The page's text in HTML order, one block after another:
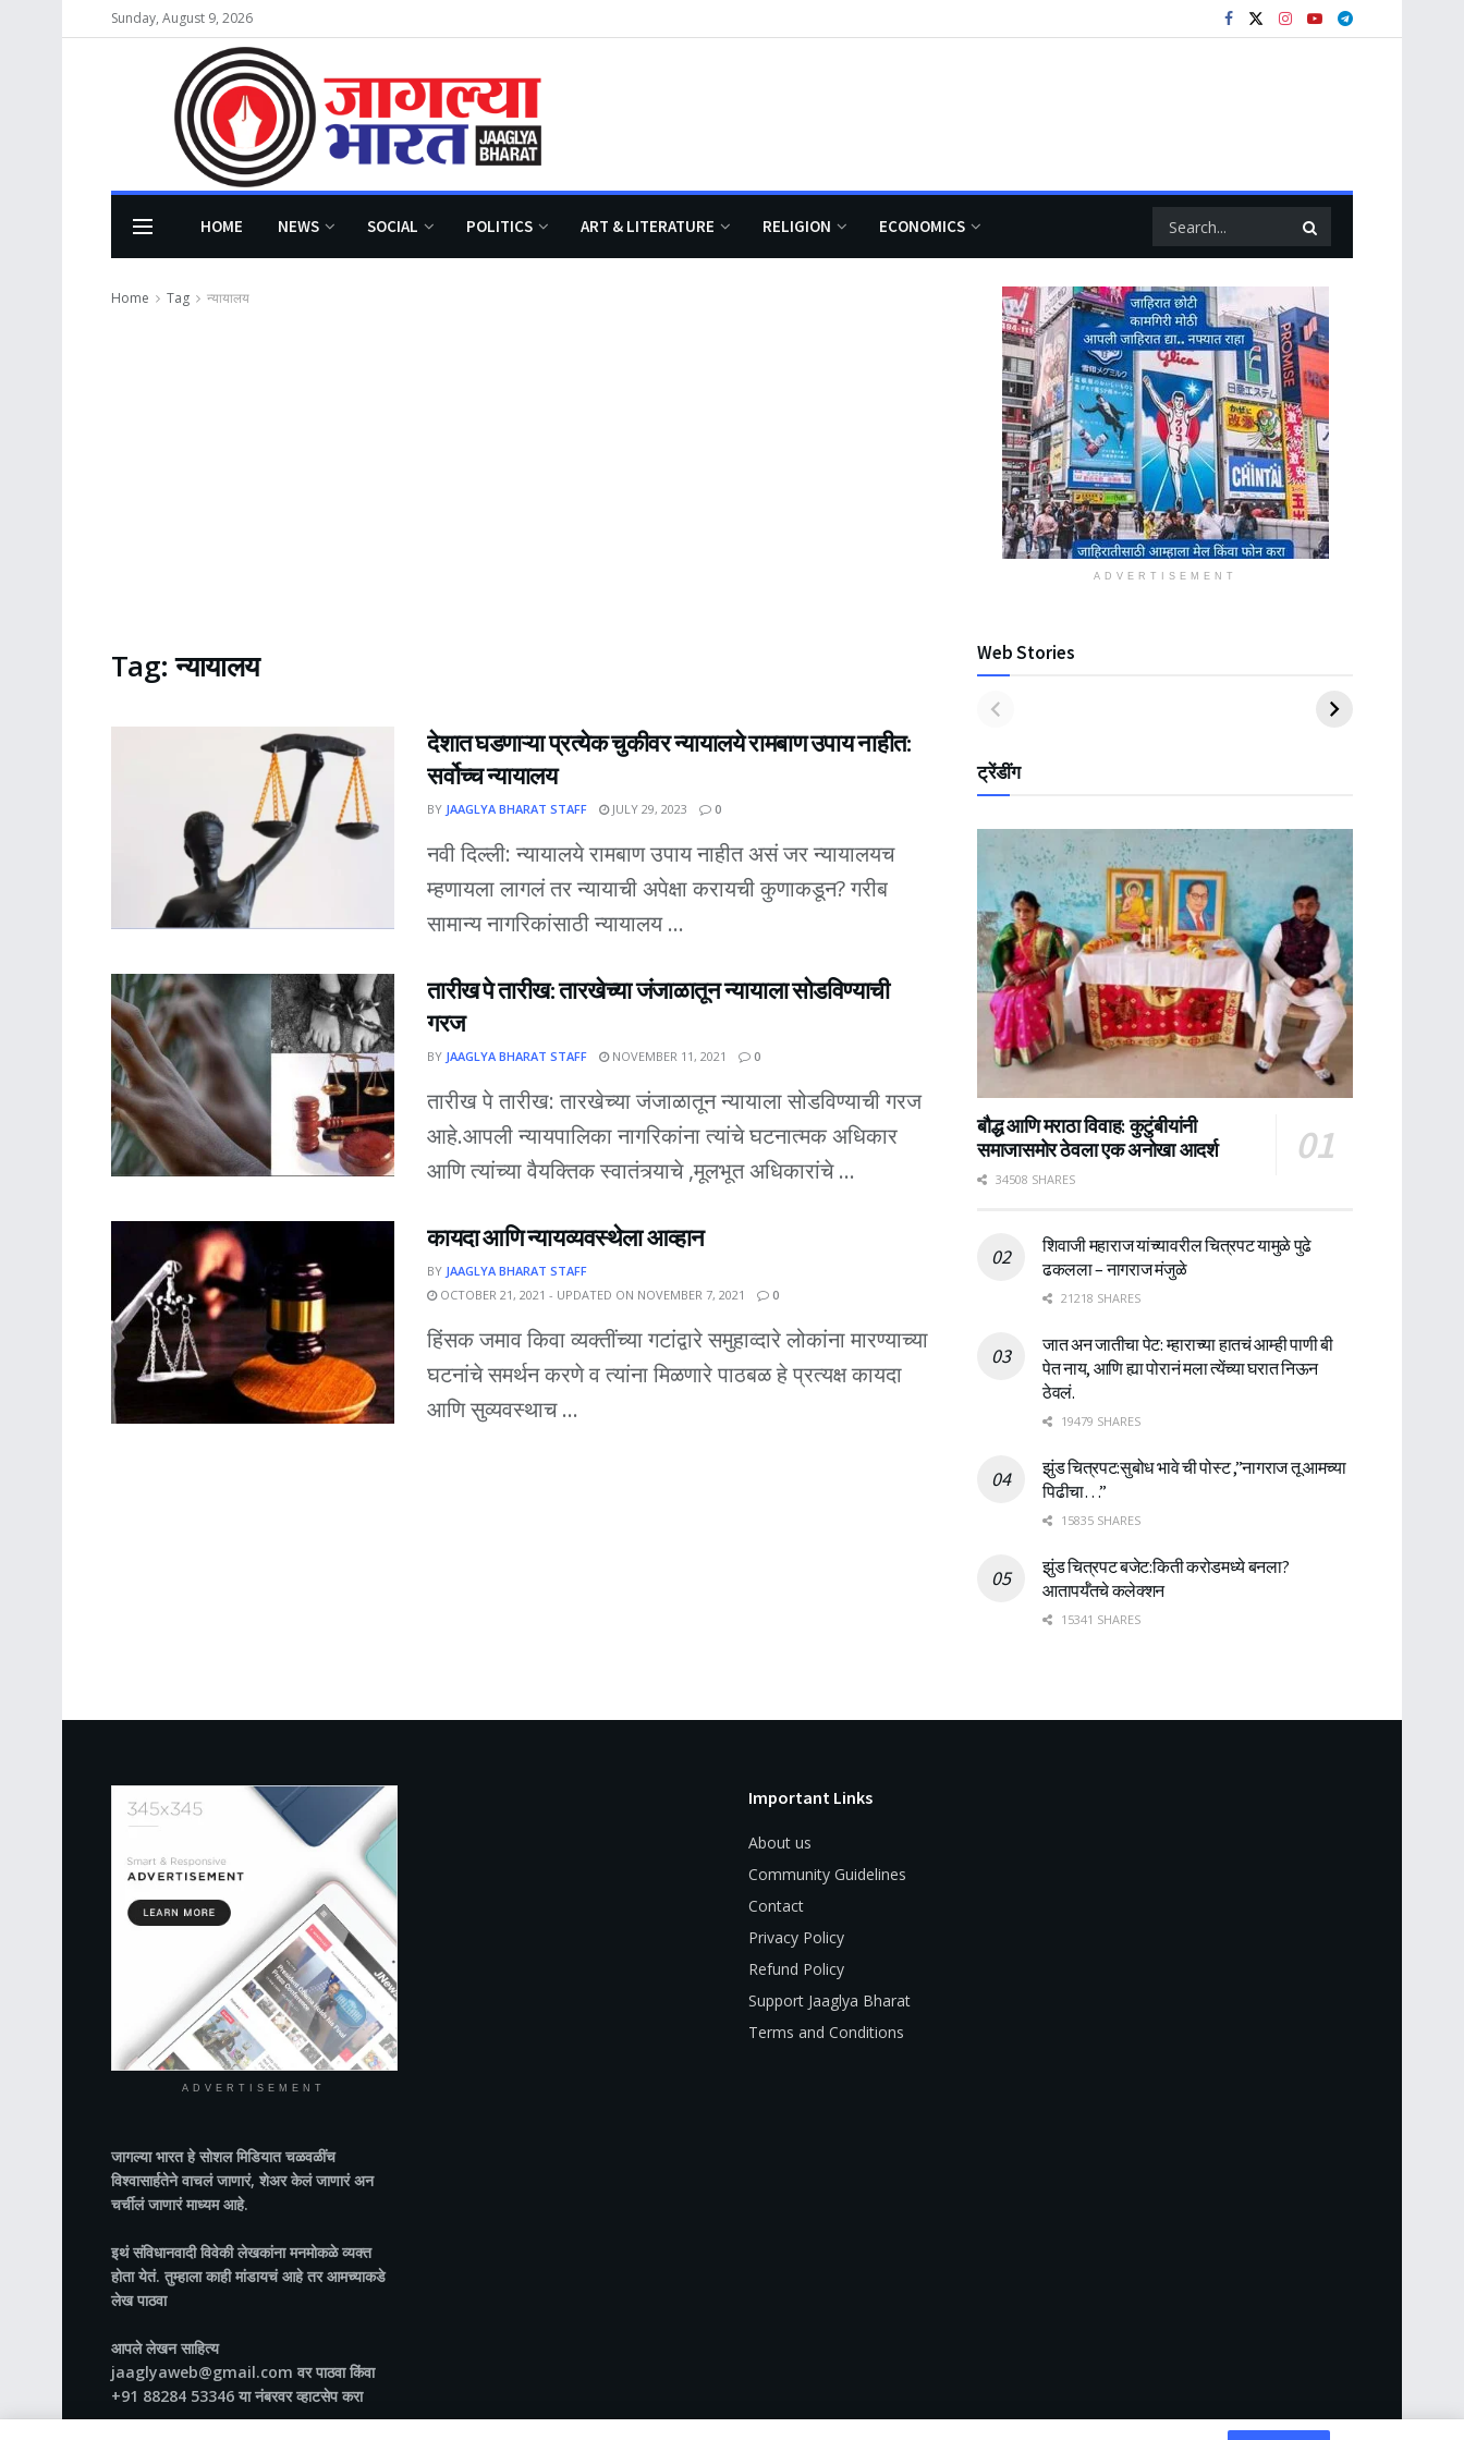
Sunday, August 9, 2026
HOME NEWS SOCIAL POLITICS ART & LITERATURE RELIGION ECONOMICS
Home Tag न्यायालय
Tag:न्यायालय
देशात घडणाऱ्या प्रत्येक चुकीवर न्यायालये रामबाण उपाय नाहीत:
सर्वोच्च न्यायालय
BY JAAGLYA BHARAT STAFF JULY 29, 2023 0
नवी दिल्ली: न्यायालये रामबाण उपाय नाहीत असं जर न्यायालयच
म्हणायला लागलं तर न्यायाची अपेक्षा करायची कुणाकडून? गरीब
सामान्य नागरिकांसाठी न्यायालय ...
तारीख पे तारीख: तारखेच्या जंजाळातून न्यायाला सोडविण्याची
गरज
BY JAAGLYA BHARAT STAFF NOVEMBER 11, 2021 0
तारीख पे तारीख: तारखेच्या जंजाळातून न्यायाला सोडविण्याची गरज
आहे.आपली न्यायपालिका नागरिकांना त्यांचे घटनात्मक अधिकार
आणि त्यांच्या वैयक्तिक स्वातंत्र्याचे ,मूलभूत अधिकारांचे ...
कायदा आणि न्यायव्यवस्थेला आव्हान
BY JAAGLYA BHARAT STAFF
OCTOBER 21, 2021 - UPDATED ON NOVEMBER 7, 2021
0
हिंसक जमाव किवा व्यक्तींच्या गटांद्वारे समुहाव्दारे लोकांना मारण्याच्या
घटनांचे समर्थन करणे व त्यांना मिळणारे पाठबळ हे प्रत्यक्ष कायदा
आणि सुव्यवस्थाच ...
ADVERTISEMENT
Web Stories
ट्रेंडींग
बौद्ध आणि मराठा विवाह: कुटुंबीयांनी
समाजासमोर ठेवला एक अनोखा आदर्श
34508 SHARES
शिवाजी महाराज यांच्यावरील चित्रपट यामुळे पुढे
ढकलला – नागराज मंजुळे
21218 SHARES
जात अन जातीचा पेट: म्हाराच्या हातचं आम्ही पाणी बी
पेत नाय, आणि ह्या पोरानं मला त्येंच्या घरात निऊन
ठेवलं.
19479 SHARES
झुंड चित्रपट:सुबोध भावे ची पोस्ट ,”नागराज तू आमच्या
पिढीचा…”
15835 SHARES
झुंड चित्रपट बजेट:किती करोडमध्ये बनला?
आतापर्यँतचे कलेक्शन
15341 SHARES
ADVERTISEMENT
जागल्या भारतहे सोशल मिडियात चळवळींच
विश्वासार्हतेने वाचलं जाणारं, शेअर केलं जाणारं अन
चर्चीलं जाणारं माध्यम आहे.
इथं संविधानवादी विवेकी लेखकांना मनमोकळे व्यक्त
होता येतं. तुम्हाला काही मांडायचं आहे तर आमच्याकडे
लेख पाठवा
आपले लेखन साहित्य
jaaglyaweb@gmail.com वर पाठवा किंवा
+91 88284 53346 या नंबरवर व्हाटसेप करा
Important Links
About us
Community Guidelines
Contact
Privacy Policy
Refund Policy
Support Jaaglya Bharat
Terms and Conditions